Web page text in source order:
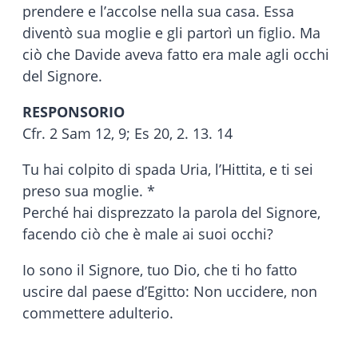
prendere e l’accolse nella sua casa. Essa
diventò sua moglie e gli partorì un figlio. Ma
ciò che Davide aveva fatto era male agli occhi
del Signore.
RESPONSORIO
Cfr. 2 Sam 12, 9; Es 20, 2. 13. 14
Tu hai colpito di spada Uria, l’Hittita, e ti sei
preso sua moglie. *
Perché hai disprezzato la parola del Signore,
facendo ciò che è male ai suoi occhi?
Io sono il Signore, tuo Dio, che ti ho fatto
uscire dal paese d’Egitto: Non uccidere, non
commettere adulterio.